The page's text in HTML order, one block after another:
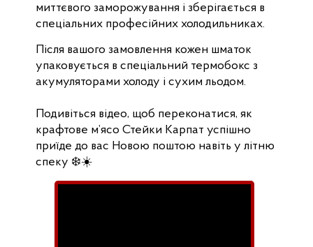
Після вашого замовлення кожен шматок
упаковується в спеціальний термобокс з
акумуляторами холоду і сухим льодом.
Подивіться відео, щоб переконатися, як
крафтове м’ясо Стейки Карпат успішно
приїде до вас Новою поштою навіть у літню
спеку ❄️☀️
миттєвого заморожування і зберігається в
спеціальних професійних холодильниках.